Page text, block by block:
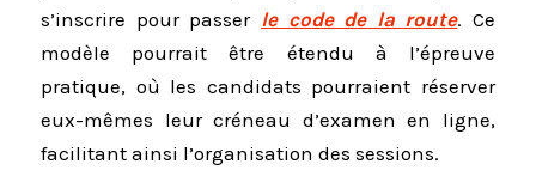
s’inscrire pour passer le code de la route. Ce
modèle pourrait être étendu à l’épreuve
pratique, où les candidats pourraient réserver
eux-mêmes leur créneau d’examen en ligne,
facilitant ainsi l’organisation des sessions.